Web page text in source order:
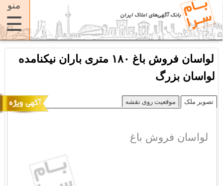
منو
☰
لواسان فروش باغ ۱۸۰ متری باران نیکنامده
لواسان بزرگ
تصویر ملک موقعیت روی نقشه
لواسان فروش باغ